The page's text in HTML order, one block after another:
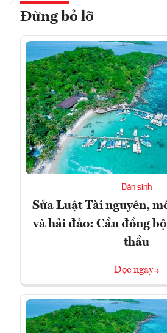
Đừng bỏ lỡ
Dân sinh
Sửa Luật Tài nguyên,
và hải đảo: Cần đồng
thầu
Đọc ngay